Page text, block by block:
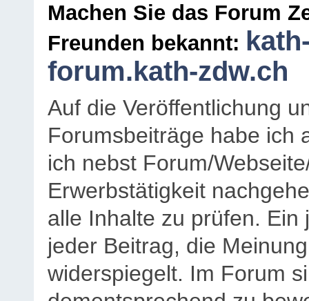
Machen Sie das Forum
Freunden bekannt:
forum.kath-zdw.ch
Auf die Veröffentlichung
Forumsbeiträge habe ich
ich nebst Forum/
Erwerbstätigkeit
alle Inhalte zu prüfen.
jeder Beitrag, die
widerspiegelt. Im Forum